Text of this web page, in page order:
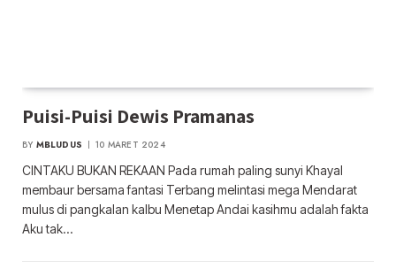
Puisi-Puisi Dewis Pramanas
BY MBLUDUS 10 MARET 2024
CINTAKU BUKAN REKAAN Pada rumah paling sunyi Khayal
membaur bersama fantasi Terbang melintasi mega Mendarat
mulus di pangkalan kalbu Menetap Andai kasihmu adalah fakta
Aku tak…